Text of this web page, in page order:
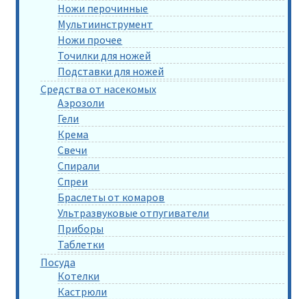
Ножи перочинные
Мультиинструмент
Ножи прочее
Точилки для ножей
Подставки для ножей
Средства от насекомых
Аэрозоли
Гели
Крема
Свечи
Спирали
Спреи
Браслеты от комаров
Ультразвуковые отпугиватели
Приборы
Таблетки
Посуда
Котелки
Кастрюли